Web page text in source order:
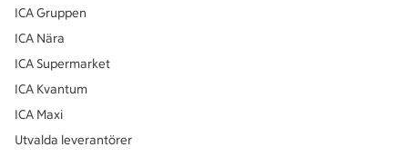
ICA Gruppen
ICA Nära
ICA Supermarket
ICA Kvantum
ICA Maxi
Utvalda leverantörer